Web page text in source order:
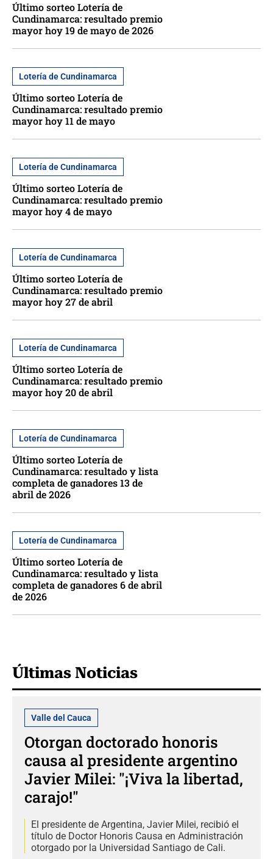
Último sorteo Lotería de
Cundinamarca: resultado premio
mayor hoy 19 de mayo de 2026
Lotería de Cundinamarca
Último sorteo Lotería de
Cundinamarca: resultado premio
mayor hoy 11 de mayo
Lotería de Cundinamarca
Último sorteo Lotería de
Cundinamarca: resultado premio
mayor hoy 4 de mayo
Lotería de Cundinamarca
Último sorteo Lotería de
Cundinamarca: resultado premio
mayor hoy 27 de abril
Lotería de Cundinamarca
Último sorteo Lotería de
Cundinamarca: resultado premio
mayor hoy 20 de abril
Lotería de Cundinamarca
Último sorteo Lotería de
Cundinamarca: resultado y lista
completa de ganadores 13 de
abril de 2026
Lotería de Cundinamarca
Último sorteo Lotería de
Cundinamarca: resultado y lista
completa de ganadores 6 de abril
de 2026
Últimas Noticias
Valle del Cauca
Otorgan doctorado honoris
causa al presidente argentino
Javier Milei: "¡Viva la libertad,
carajo!"
El presidente de Argentina, Javier Milei, recibió el
título de Doctor Honoris Causa en Administración
otorgado por la Universidad Santiago de Cali.